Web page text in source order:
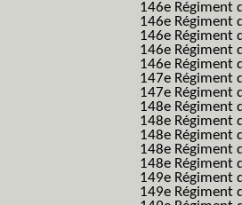
146e Régiment
146e Régiment
146e Régiment
146e Régiment
146e Régiment
147e Régiment
147e Régiment
148e Régiment
148e Régiment
148e Régiment
148e Régiment
148e Régiment
149e Régiment
149e Régiment